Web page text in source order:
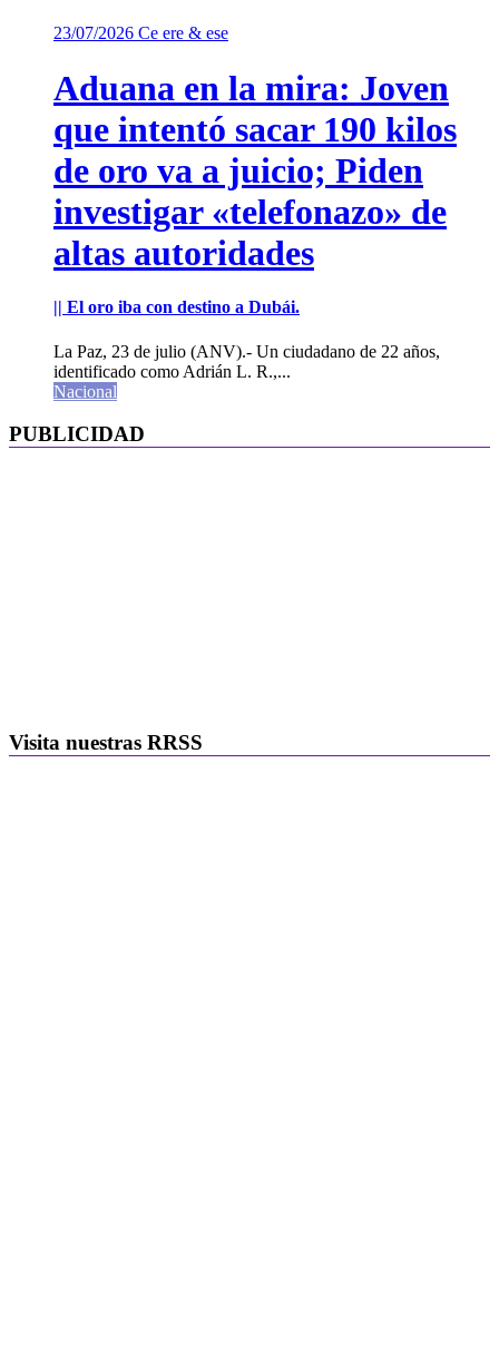
23/07/2026 Ce ere & ese
Aduana en la mira: Joven
que intentó sacar 190 kilos
de oro va a juicio; Piden
investigar «telefonazo» de
altas autoridades
|| El oro iba con destino a Dubái.
La Paz, 23 de julio (ANV).- Un ciudadano de 22 años,
identificado como Adrián L. R.,...
Nacional
PUBLICIDAD
Visita nuestras RRSS